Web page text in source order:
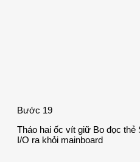
Bước 19
Tháo hai ốc vít giữ Bo đọc thẻ
I/O ra khỏi mainboard